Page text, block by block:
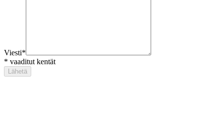
Viesti*
* vaaditut kentät